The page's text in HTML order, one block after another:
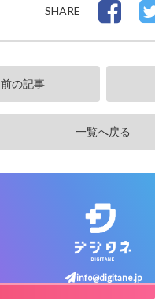
SHARE
前の記事
一覧へ戻る
info@digitane.jp